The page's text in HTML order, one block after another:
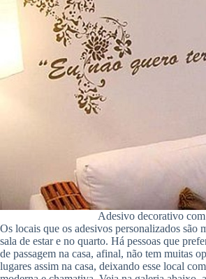
Adesivo decorativo
Os locais que os adesivos personalizados são
sala de estar e no quarto. Há pessoas que
de passagem na casa, afinal, não tem muitas
lugares assim na casa, deixando esse local